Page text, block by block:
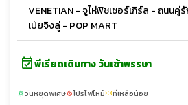
VENETIAN - จูไห่ฟิชเชอร์เกิร์ล - ถนน
เป่ยจิงลู่ - POP MART
event_availableพีเรียดเดินทาง วันเข้าพรรษา
sunnyวันหยุดพิเศษlocal_fire_departmentโปรไฟไหม้confirmation_numberที่เหลือน้อย